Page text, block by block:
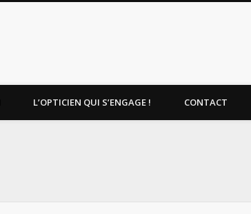
L’OPTICIEN QUI S’ENGAGE ! CONTACT